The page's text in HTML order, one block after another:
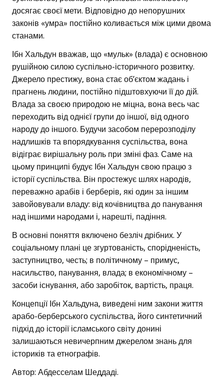
досягає своєї мети. Відповідно до непорушних
законів «умра» постійно коливається між цими двома
станами.
Ібн Хальдун вважав, що «мульк» (влада) є основною
рушійною силою суспільно-історичного розвитку.
Джерело престижу, вона стає об’єктом жадань і
прагнень людини, постійно підштовхуючи її до дій.
Влада за своєю природою не міцна, вона весь час
переходить від однієї групи до іншої, від одного
народу до іншого. Будучи засобом перерозподілу
надлишків та впорядкування суспільства, вона
відіграє вирішальну роль при зміні фаз. Саме на
цьому принципі будує Ібн Хальдун свою працю з
історії суспільства. Він простежує шлях народів,
переважно арабів і берберів, які один за іншим
завойовували владу: від кочівництва до панування
над іншими народами і, нарешті, падіння.
В основні поняття включено безліч дрібних. У
соціальному плані це згуртованість, спорідненість,
заступництво, честь; в політичному – примус,
насильство, панування, влада; в економічному –
засоби існування, або заробіток, вартість, праця.
Концепції Ібн Хальдуна, виведені ним закони життя
арабо-берберського суспільства, його синтетичний
підхід до історії ісламського світу донині
залишаються невичерпним джерелом знань для
істориків та етнографів.
Автор: Абдесселам Шеддаді.